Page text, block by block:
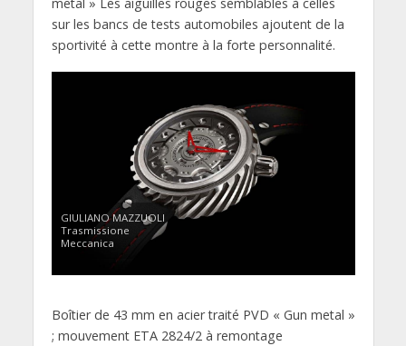
sur les bancs de tests automobiles ajoutent de la
sportivité à cette montre à la forte personnalité.
GIULIANO MAZZUOLI
Trasmissione
Meccanica
Boîtier de 43 mm en acier traité PVD « Gun metal »
; mouvement ETA 2824/2 à remontage